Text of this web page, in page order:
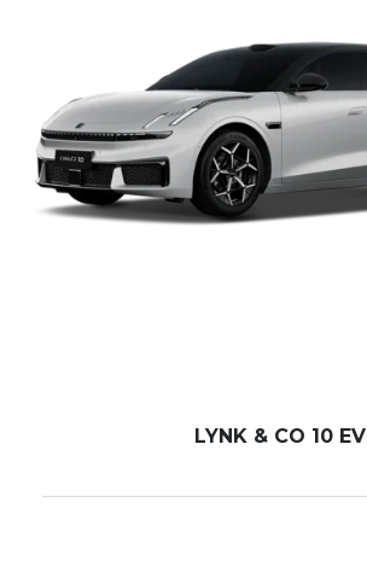
LYNK & CO 10 EV